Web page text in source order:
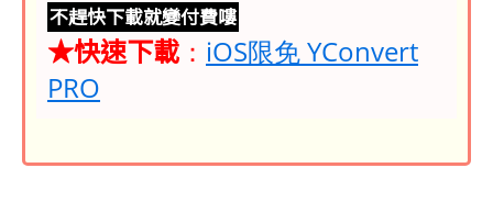
不趕快下載就變付費嘍
★快速下載 ： iOS限免 YConvert
PRO